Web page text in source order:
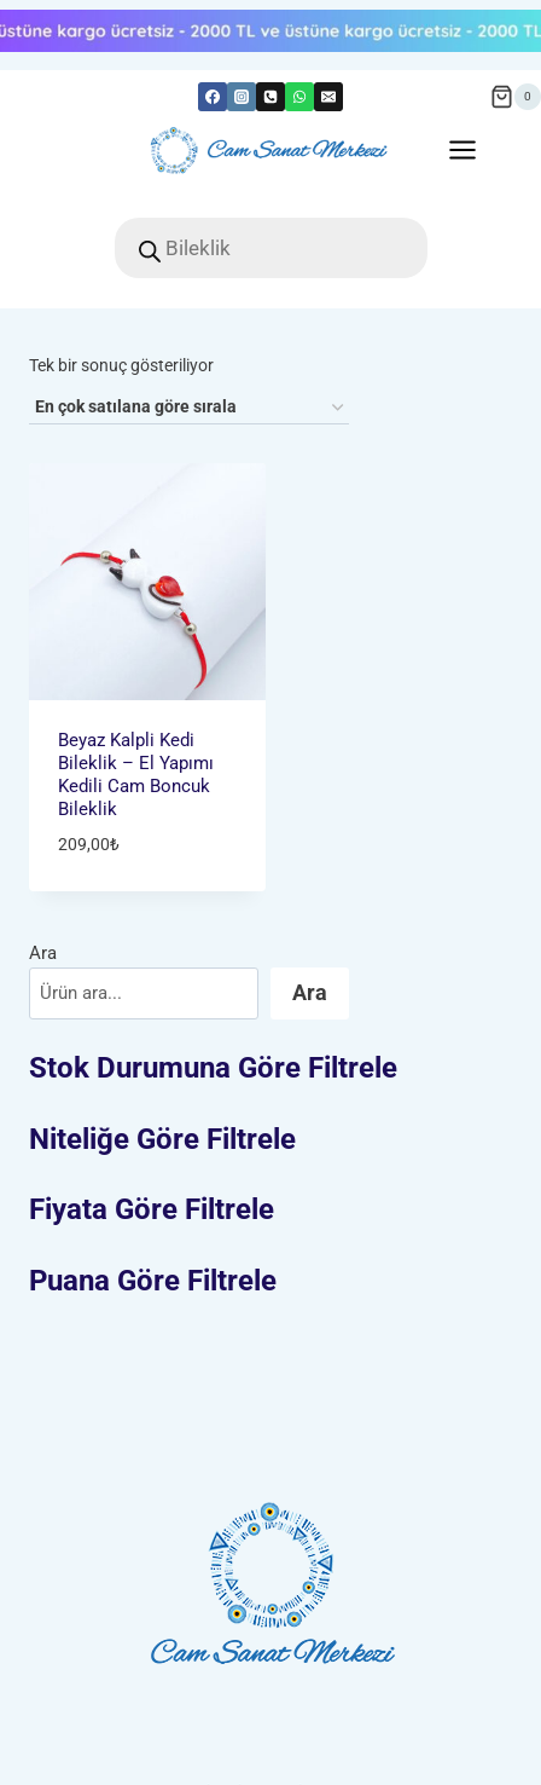
Skip
to
0
search
Tek bir sonuç gösteriliyor
Beyaz Kalpli Kedi
Bileklik – El Yapımı
Kedili Cam Boncuk
Bileklik
209,00₺
Ara
Ara
Stok Durumuna Göre Filtrele
Niteliğe Göre Filtrele
Fiyata Göre Filtrele
Puana Göre Filtrele